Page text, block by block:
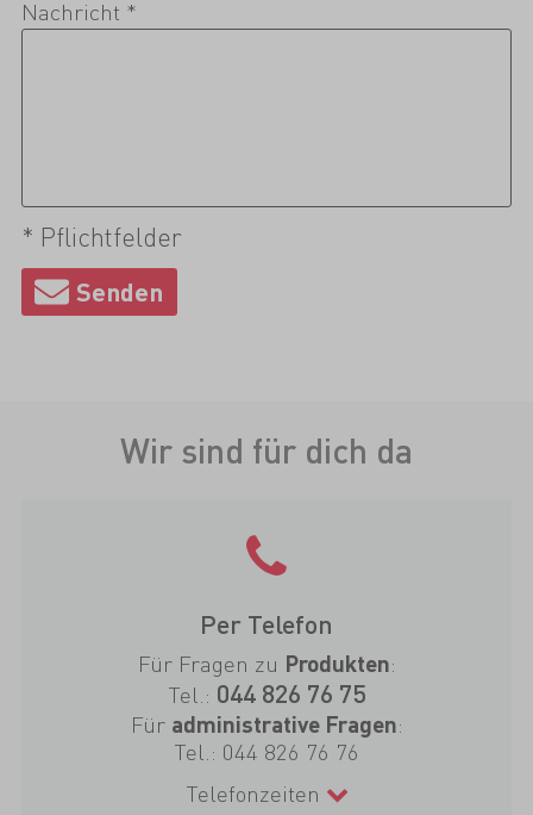
Nachricht *
* Pflichtfelder
Wir sind für dich da
Per Telefon
Für Fragen zu Produkten:
Tel.: 044 826 76 75
Für administrative Fragen:
Tel.: 044 826 76 76
Telefonzeiten